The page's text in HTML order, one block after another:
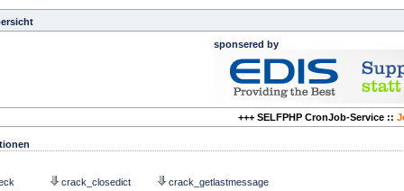
sponsered by
+++ SELFPHP CronJob-Service ::
crack_closedict
crack_getlastmessage